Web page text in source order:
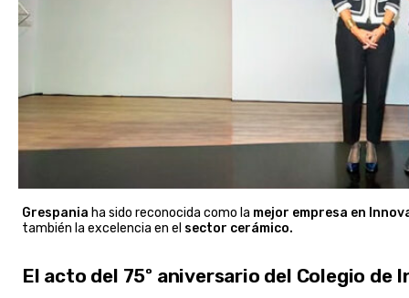
Grespania ha sido reconocida como la mejor empresa en
también la excelencia en el sector cerámico.
El acto del 75º aniversario del Colegio de